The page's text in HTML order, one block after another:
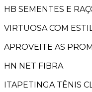
HB SEMENTES E
VIRTUOSA COM
APROVEITE AS
HN NET FIBRA
ITAPETINGA TÊNIS